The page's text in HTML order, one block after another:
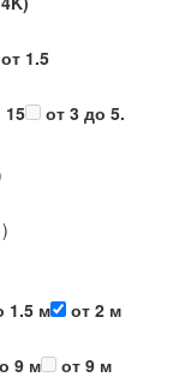
от 1.5
15
от 3 до 5.
1.5 м
от 2 м
9 м
от 9 м